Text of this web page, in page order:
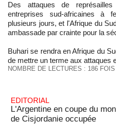
Des attaques de
entreprises sud-africaines à
plusieurs jours, et l'Afrique du
ambassade par crainte pour la
Buhari se rendra en Afrique du
de mettre un terme aux attaques
NOMBRE DE LECTURES : 186 FOIS
EDITORIAL
L'Argentine en coupe du
de Cisjordanie occupée